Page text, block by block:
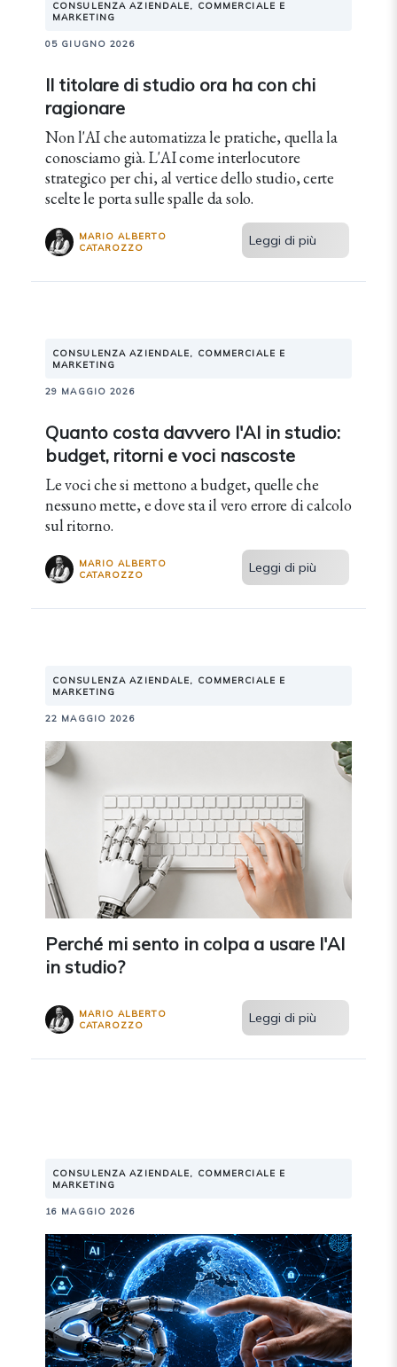
CONSULENZA AZIENDALE, COMMERCIALE E
MARKETING
05 GIUGNO 2026
Il titolare di studio ora ha con chi
ragionare
Non l'AI che automatizza le pratiche, quella la
conosciamo già. L'AI come interlocutore
strategico per chi, al vertice dello studio, certe
scelte le porta sulle spalle da solo.
MARIO ALBERTO
CATAROZZO
Leggi di più
CONSULENZA AZIENDALE, COMMERCIALE E
MARKETING
29 MAGGIO 2026
Quanto costa davvero l'AI in studio:
budget, ritorni e voci nascoste
Le voci che si mettono a budget, quelle che
nessuno mette, e dove sta il vero errore di calcolo
sul ritorno.
MARIO ALBERTO
CATAROZZO
Leggi di più
CONSULENZA AZIENDALE, COMMERCIALE E
MARKETING
22 MAGGIO 2026
Perché mi sento in colpa a usare l'AI
in studio?
MARIO ALBERTO
CATAROZZO
Leggi di più
CONSULENZA AZIENDALE, COMMERCIALE E
MARKETING
16 MAGGIO 2026